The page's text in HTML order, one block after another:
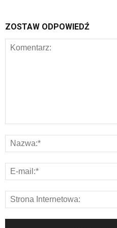
ZOSTAW ODPOWIEDŹ